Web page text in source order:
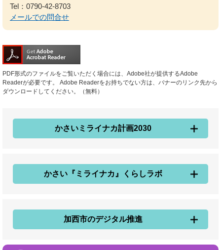
Tel：0790-42-8703
メールでの問合せ
PDF形式のファイルをご覧いただく場合には、Adobe社が提供するAdobe
Readerが必要です。
Adobe Readerをお持ちでない方は、バナーのリンク先から
ダウンロードしてください。（無料）
かさいミライナカ計画2030
かさい『ミライナカ』くらしラボ
加西市のデジタル推進